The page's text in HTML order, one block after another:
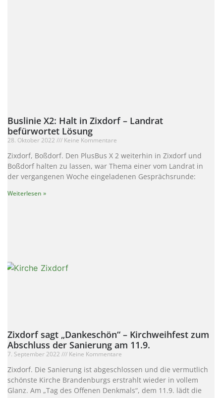
Buslinie X2: Halt in Zixdorf – Landrat
befürwortet Lösung
28. Oktober 2022 Keine Kommentare
Zixdorf, Boßdorf. Den PlusBus X 2 weiterhin in Zixdorf und
Boßdorf halten zu lassen, war Thema einer vom Landrat in
der vergangenen Woche eingeladenen Gesprächsrunde:
Weiterlesen »
Zixdorf sagt „Dankeschön“ – Kirchweihfest zum
Abschluss der Sanierung am 11.9.
7. September 2022 Keine Kommentare
Zixdorf. Die Sanierung ist abgeschlossen und die vermutlich
schönste Kirche Brandenburgs erstrahlt wieder in vollem
Glanz. Am „Tag des Offenen Denkmals“, dem 11.9. lädt die